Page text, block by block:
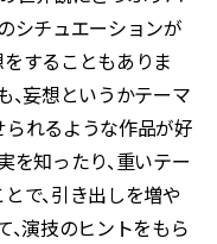
シチュエーションが
することもありま
、妄想というかテーマ
れるような作品が好
を知ったり、重いテー
で、引き出しを増や
、演技のヒントをもら